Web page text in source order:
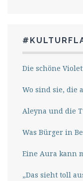
Die schöne
Wo sind sie, die
Aleyna und die
Was Bürger in
Eine Aura kann
„Das sieht toll